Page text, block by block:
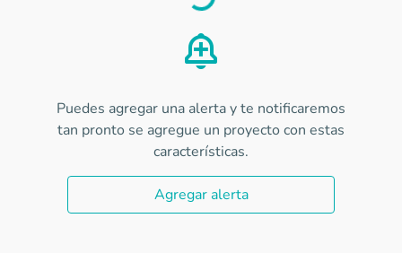
Puedes agregar una alerta y te notificaremos
tan pronto se agregue un proyecto con estas
características.
Agregar alerta